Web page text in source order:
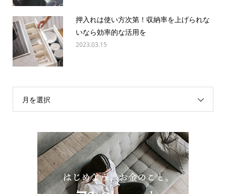
押入れは使い方次第！収納率を上げられな
いなら効率的な活用を
2023.03.15
月を選択